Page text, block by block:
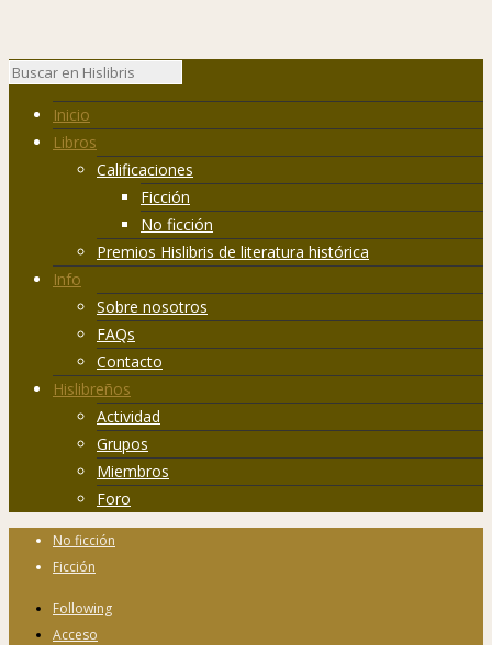
Inicio
Libros
Calificaciones
Ficción
No ficción
Premios Hislibris de literatura histórica
Info
Sobre nosotros
FAQs
Contacto
Hislibreños
Actividad
Grupos
Miembros
Foro
No ficción
Ficción
Following
Acceso